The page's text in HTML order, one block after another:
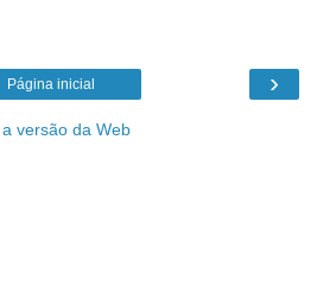
›
Página inicial
a versão da Web